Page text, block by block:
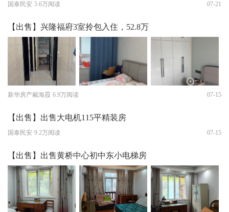
国泰民安 5.6万阅读 07-21
【出售】兴隆福府3室拎包入住，52.8万
新华房产戴海霞 6.9万阅读 07-15
【出售】出售大电机115平精装房
国泰民安 9.2万阅读 07-15
【出售】出售黄桥中心初中东小电梯房